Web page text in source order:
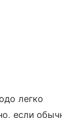
легко
если